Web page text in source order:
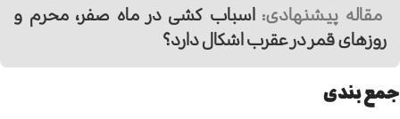
مقاله پیشنهادی:اسباب کشی در ماه صفر، محرم و
روزهای قمر در عقرب اشکال دارد؟
جمع بندی